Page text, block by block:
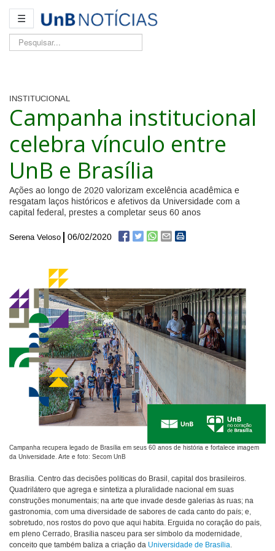
☰
Pesquisar...
INSTITUCIONAL
Campanha institucional
celebra vínculo entre
UnB e Brasília
Ações ao longo de 2020 valorizam excelência acadêmica e
resgatam laços históricos e afetivos da Universidade com a
capital federal, prestes a completar seus 60 anos
Serena Veloso 06/02/2020
Campanha recupera legado de Brasília em seus 60 anos de história e fortalece imagem
da Universidade. Arte e foto: Secom UnB
Brasília. Centro das decisões políticas do Brasil, capital dos brasileiros.
Quadrilátero que agrega e sintetiza a pluralidade nacional em suas
construções monumentais; na arte que invade desde galerias às ruas; na
gastronomia, com uma diversidade de sabores de cada canto do país; e,
sobretudo, nos rostos do povo que aqui habita. Erguida no coração do país,
em pleno Cerrado, Brasília nasceu para ser símbolo da modernidade,
conceito que também baliza a criação da Universidade de Brasília.